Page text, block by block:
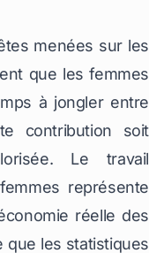
menées sur les
que les femmes
à jongler entre
contribution soit
Le travail
représente
réelle des
les statistiques